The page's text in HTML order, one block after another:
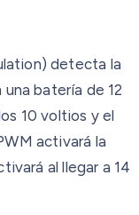
detecta la
batería de 12
10 voltios y el
activará la
al llegar a 14